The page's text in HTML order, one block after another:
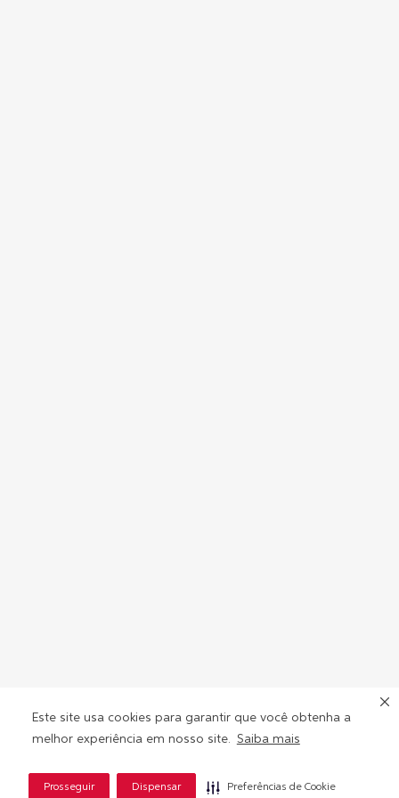
Este site usa cookies para garantir que você obtenha a
melhor experiência em nosso site. Saiba mais
Prosseguir Dispensar Preferências de Cookie